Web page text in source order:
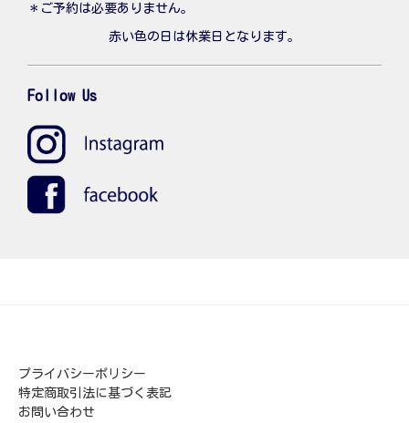
＊ご予約は必要ありません。
赤い色の日は休業日となります。
Follow Us
プライバシーポリシー
特定商取引法に基づく表記
お問い合わせ